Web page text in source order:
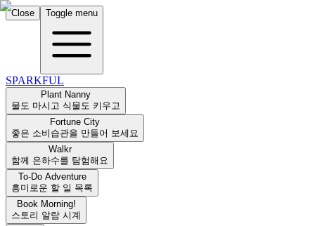
Close Toggle menu
SPARKFUL
Plant Nanny
물도 마시고 식물도 키우고
Fortune City
좋은 소비습관을 만들어 보세요
Walkr
함께 은하수를 탐험해요
To-Do Adventure
흥미로운 할 일 목록
Book Morning!
스토리 알람 시계